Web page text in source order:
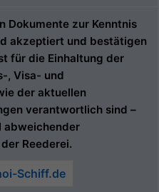
Dokumente zur Kenntnis
akzeptiert und bestätigen
für die Einhaltung der
, Visa- und
der aktuellen
verantwortlich sind –
abweichender
Reederei.
Schiff.de